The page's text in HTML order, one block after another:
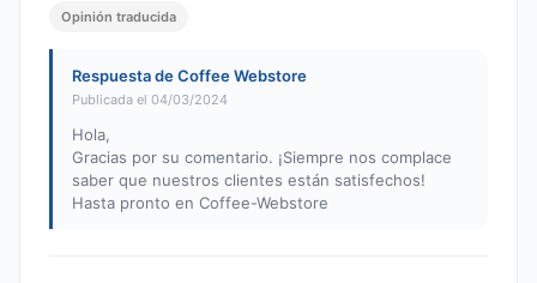
Opinión traducida
Respuesta de Coffee Webstore
Publicada el 04/03/2024
Hola,
Gracias por su comentario. ¡Siempre nos complace
saber que nuestros clientes están satisfechos!
Hasta pronto en Coffee-Webstore